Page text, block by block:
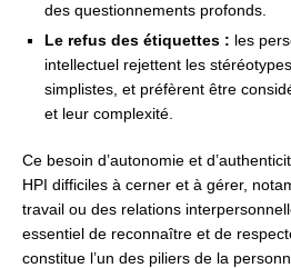
des questionnements profonds.
Le refus des étiquettes : les
intellectuel rejettent les
simplistes, et préfèrent être
et leur complexité.
Ce besoin d’autonomie et
HPI difficiles à cerner et à gérer,
travail ou des relations
essentiel de reconnaître et de
constitue l’un des piliers de la